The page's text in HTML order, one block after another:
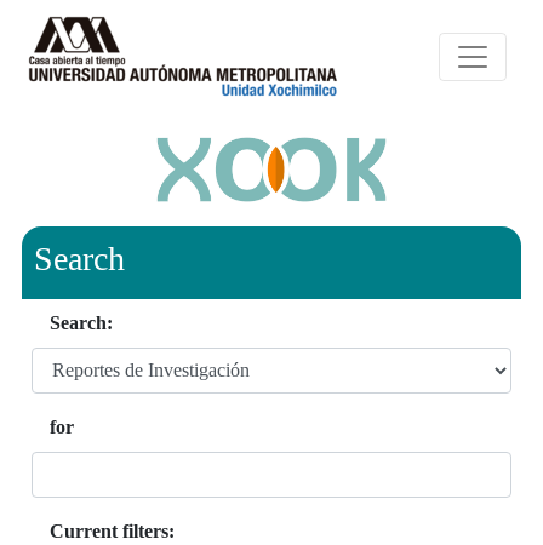
Search
Search:
for
Current filters: